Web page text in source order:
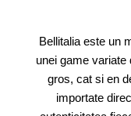
Bellitalia este un
unei game variate
gros, cat si en
importate